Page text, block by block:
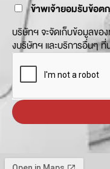
ข้าพเจ้ายอมรับข้อตก
บริษัทฯ จะจัดเก็บข้อมูลขอ
งบริษัทฯ และบริการอื่นๆ ที่